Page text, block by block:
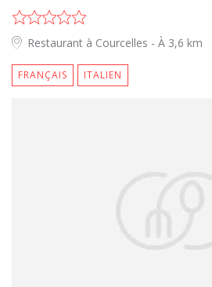
Restaurant à Courcelles - À 3,6 km
FRANÇAIS ITALIEN